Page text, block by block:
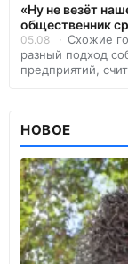
«Ну не везёт
общественник
05.08
Схожие
разный подход
предприятий,
НОВОЕ